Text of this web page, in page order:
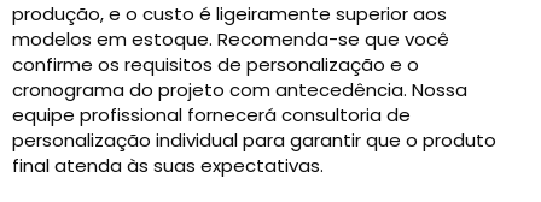
produção, e o custo é ligeiramente superior aos
modelos em estoque. Recomenda-se que você
confirme os requisitos de personalização e o
cronograma do projeto com antecedência. Nossa
equipe profissional fornecerá consultoria de
personalização individual para garantir que o produto
final atenda às suas expectativas.